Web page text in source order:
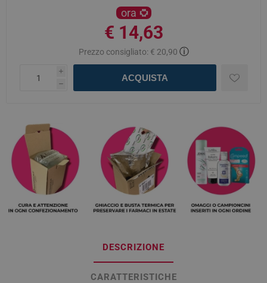
ora
€ 14,63
Prezzo consigliato: € 20,90 ⓘ
i
h
ACQUISTA
DESCRIZIONE
CARATTERISTICHE